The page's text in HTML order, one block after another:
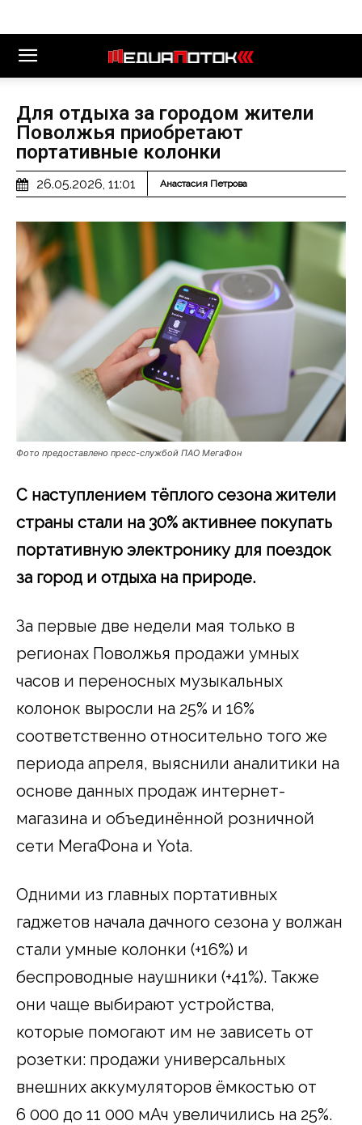
Для отдыха за городом жители
Поволжья приобретают
портативные колонки
26.05.2026, 11:01 Анастасия Петрова
Фото предоставлено пресс-службой ПАО МегаФон
С наступлением тёплого сезона жители
страны стали на 30% активнее покупать
портативную электронику для поездок
за город и отдыха на природе.
За первые две недели мая только в
регионах Поволжья продажи умных
часов и переносных музыкальных
колонок выросли на 25% и 16%
соответственно относительно того же
периода апреля, выяснили аналитики на
основе данных продаж интернет-
магазина и объединённой розничной
сети МегаФона и Yota.
Одними из главных портативных
гаджетов начала дачного сезона у волжан
стали умные колонки (+16%) и
беспроводные наушники (+41%). Также
они чаще выбирают устройства,
которые помогают им не зависеть от
розетки: продажи универсальных
внешних аккумуляторов ёмкостью от
6 000 до 11 000 мАч увеличились на 25%.